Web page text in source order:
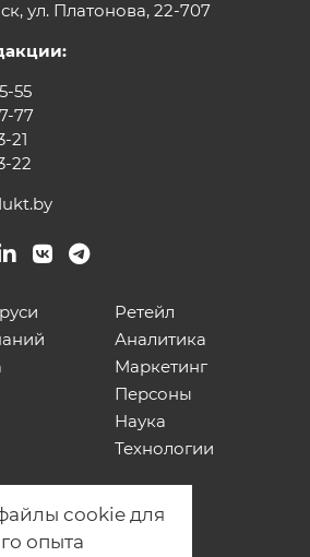
ул. Платонова, 22-707
55
77
21
22
Ретейл
Аналитика
Маркетинг
Персоны
Наука
Технологии
cookie для
опыта